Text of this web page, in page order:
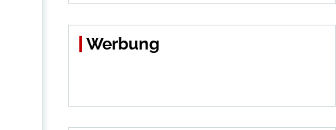
Werbung